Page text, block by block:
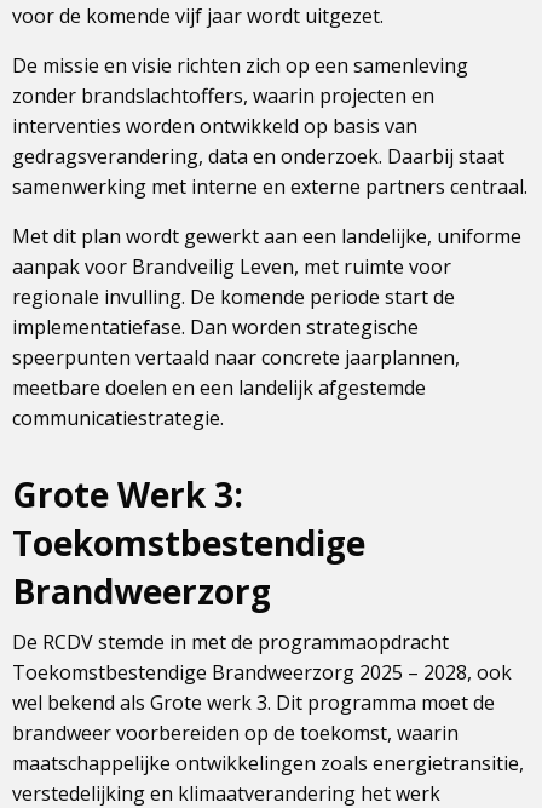
voor de komende vijf jaar wordt uitgezet.
De missie en visie richten zich op een samenleving
zonder brandslachtoffers, waarin projecten en
interventies worden ontwikkeld op basis van
gedragsverandering, data en onderzoek. Daarbij staat
samenwerking met interne en externe partners centraal.
Met dit plan wordt gewerkt aan een landelijke, uniforme
aanpak voor Brandveilig Leven, met ruimte voor
regionale invulling. De komende periode start de
implementatiefase. Dan worden strategische
speerpunten vertaald naar concrete jaarplannen,
meetbare doelen en een landelijk afgestemde
communicatiestrategie.
Grote Werk 3:
Toekomstbestendige
Brandweerzorg
De RCDV stemde in met de programmaopdracht
Toekomstbestendige Brandweerzorg 2025 – 2028, ook
wel bekend als Grote werk 3. Dit programma moet de
brandweer voorbereiden op de toekomst, waarin
maatschappelijke ontwikkelingen zoals energietransitie,
verstedelijking en klimaatverandering het werk